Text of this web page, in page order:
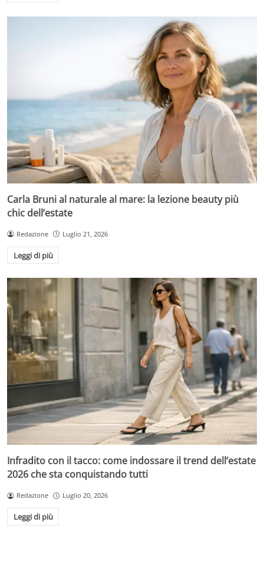
Carla Bruni al naturale al mare: la lezione beauty più
chic dell’estate
Redazione Luglio 21, 2026
Leggi di più
Infradito con il tacco: come indossare il trend dell’estate
2026 che sta conquistando tutti
Redazione Luglio 20, 2026
Leggi di più